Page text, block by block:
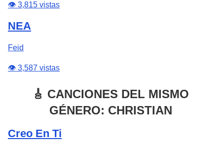
👁️ 3,815 vistas
NEA
Feid
👁️ 3,587 vistas
🎸 CANCIONES DEL MISMO
GÉNERO: CHRISTIAN
Creo En Ti